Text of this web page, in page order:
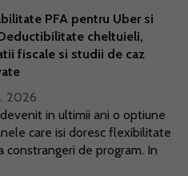
PFA pentru Uber si
cheltuieli,
fiscale si studii de caz
2026
in ultimii ani o optiune
care isi doresc flexibilitate
constrangeri de program. In